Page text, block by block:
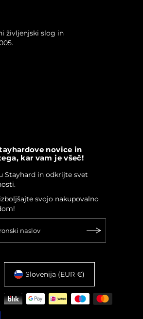
življenjski slog in
novice in
kar vam je všeč!
Stayhard in odkrijte svet
svojo nakupovalno
Slovenija (EUR €)